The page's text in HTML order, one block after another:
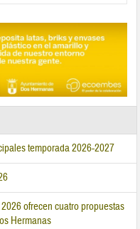
temporada 2026-2027
ofrecen cuatro propuestas
Hermanas